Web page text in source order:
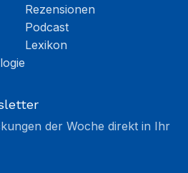
Rezensionen
Podcast
Lexikon
der Woche direkt in Ihr